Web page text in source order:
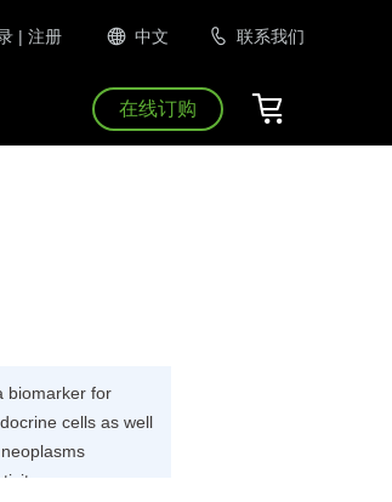
| 注册 中文 联系我们
在线订购
biomarker for
cells as well